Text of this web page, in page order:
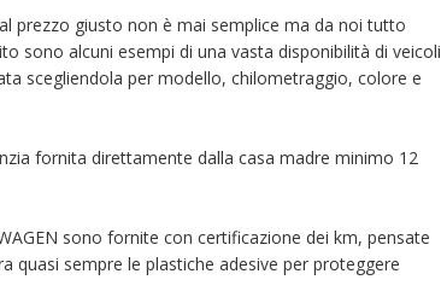
prezzo giusto non è mai semplice ma da noi tutto
sono alcuni esempi di una vasta disponibilità di veicoli
scegliendola per modello, chilometraggio, colore e
fornita direttamente dalla casa madre minimo 12
sono fornite con certificazione dei km, pensate
quasi sempre le plastiche adesive per proteggere